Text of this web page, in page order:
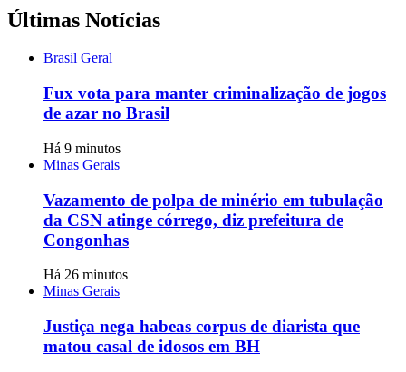
Últimas Notícias
Brasil Geral
Fux vota para manter criminalização de jogos
de azar no Brasil
Há 9 minutos
Minas Gerais
Vazamento de polpa de minério em tubulação
da CSN atinge córrego, diz prefeitura de
Congonhas
Há 26 minutos
Minas Gerais
Justiça nega habeas corpus de diarista que
matou casal de idosos em BH